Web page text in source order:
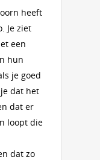
heeft
Je ziet
een
hun
je goed
dat het
dat er
loopt die
dat zo